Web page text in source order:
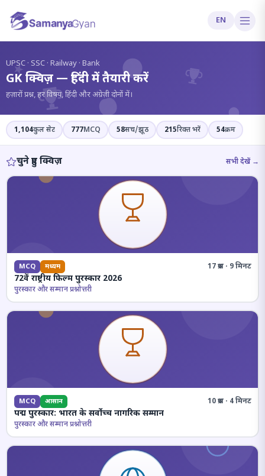
EN
?
UPSC · SSC · Railway · Bank
GK क्विज़ — हिंदी में तैयारी करें
हज़ारों प्रश्न, हर विषय, हिंदी और अंग्रेज़ी दोनों में।
1,104कुल सेट 777MCQ 58सच/झूठ 215रिक्त भरें 54क्रम
चुने हुए क्विज़ सभी देखें →
MCQ मध्यम 17 प्रश्न · 9 मिनट
72वें राष्ट्रीय फिल्म पुरस्कार 2026
पुरस्कार और सम्मान प्रश्नोत्तरी
MCQ आसान 10 प्रश्न · 4 मिनट
पद्म पुरस्कार: भारत के सर्वोच्च नागरिक सम्मान
पुरस्कार और सम्मान प्रश्नोत्तरी